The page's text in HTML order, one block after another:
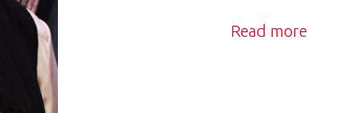
di
Read more